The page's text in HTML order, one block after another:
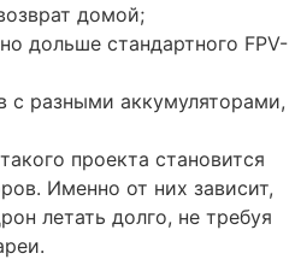
домой;
дольше стандартного FPV-
с разными аккумуляторами,
проекта становится
Именно от них зависит,
летать долго, не требуя